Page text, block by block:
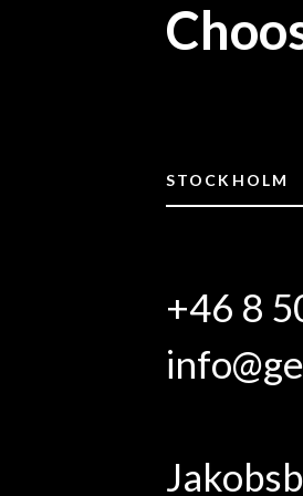
STOCKHOLM
+46 8